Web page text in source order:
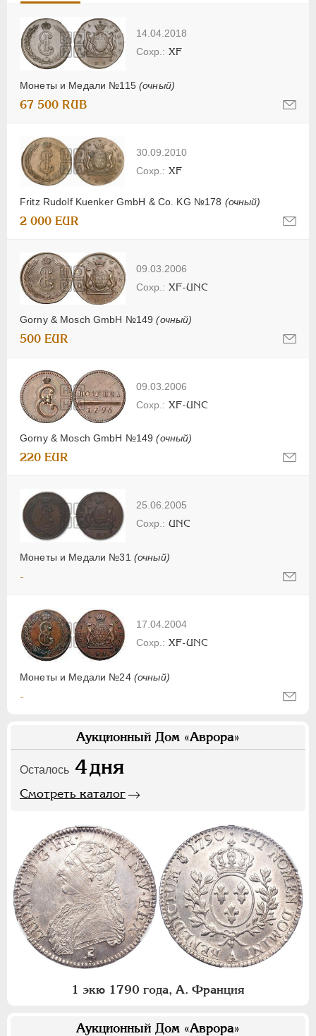
14.04.2018
Монеты и Медали №115 (очный)
XF
67 500 RUB
30.09.2010
Fritz Rudolf Kuenker GmbH & Co. KG №178 (очный)
XF
2 000 EUR
09.03.2006
Gorny & Mosch GmbH №149(очный)
XF-UNC
500 EUR
09.03.2006
Gorny & Mosch GmbH №149(очный)
XF-UNC
220 EUR
25.06.2005
Монеты и Медали №31 (очный)
UNC
-
17.04.2004
Монеты и Медали №24 (очный)
XF-UNC
-
Аукционный Дом «Аврора»
Осталось 4дня
Смотреть каталог
1 экю 1790 года, А. Франция
Аукционный Дом «Аврора»